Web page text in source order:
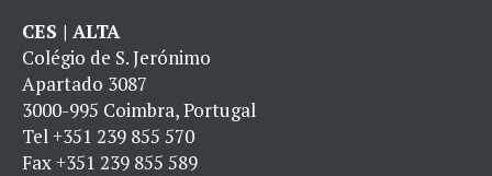
CES | ALTA
Colégio de S. Jerónimo
Apartado 3087
3000-995 Coimbra, Portugal
Tel+351 239 855 570
Fax+351 239 855 589